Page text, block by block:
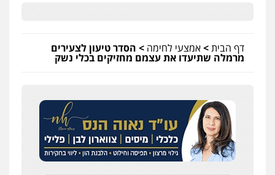
דף הבית>אמצעי לחימה > הסדר טיעון לצעירים
מרמלה שתיעדו את עצמם מחזיקים בכלי נשק